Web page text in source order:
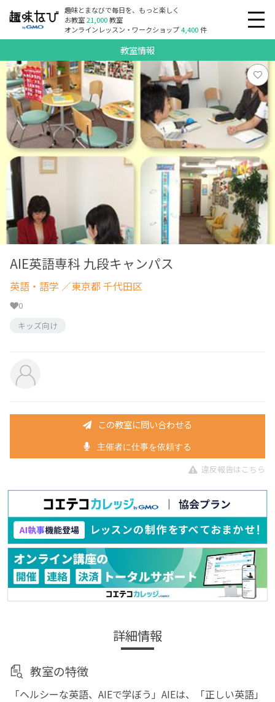
趣味とまなびで毎日を、もっと楽しく
お教室21,000教室
オンラインレッスン・ワークショップ4,400件
教室情報
AIE英語専科 九段キャンパス
英語・語学 ／東京都 千代田区
0
キッズ向け
この教室に問い合わせる
主催者に仕事を依頼する
違反報告はこちら
詳細情報
教室の特徴
「ヘルシーな英語、AIEで学ぼう」AIEは、「正しい英語」